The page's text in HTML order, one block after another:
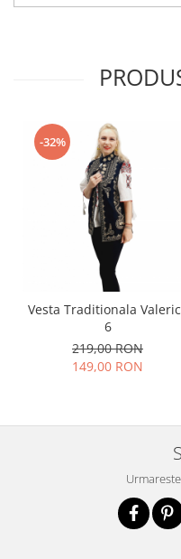
-32%
Vesta Traditionala
6
219,00 RON
149,00 RON